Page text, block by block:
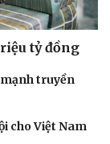
tỷ đồng
truyền
cho Việt Nam